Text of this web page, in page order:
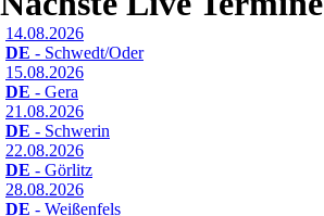
14.08.2026
DE - Schwedt/Oder
15.08.2026
DE - Gera
21.08.2026
DE - Schwerin
22.08.2026
DE - Görlitz
28.08.2026
DE - Weißenfels